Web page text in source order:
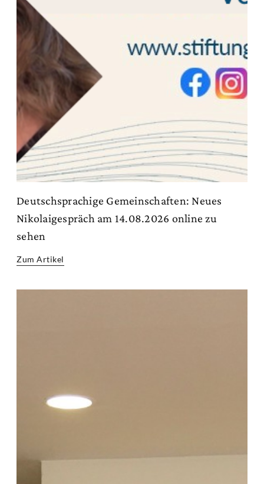
Deutschsprachige Gemeinschaften: Neues
Nikolaigespräch am 14.08.2026 online zu
sehen
Zum Artikel